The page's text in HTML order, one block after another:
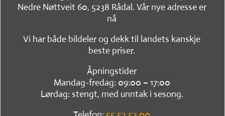
Nedre Nøttveit 60, 5238 Rådal. Vår nye adresse er
nå
Vi har både bildeler og dekk til landets kanskje
beste priser.
Åpningstider
Mandag-fredag: 09:00 – 17:00
Lørdag: stengt, med unntak i sesong.